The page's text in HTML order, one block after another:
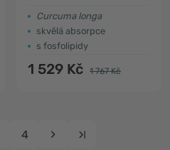
Curcuma longa
skvělá absorpce
s fosfolipidy
1 529 Kč 1 767 Kč
4